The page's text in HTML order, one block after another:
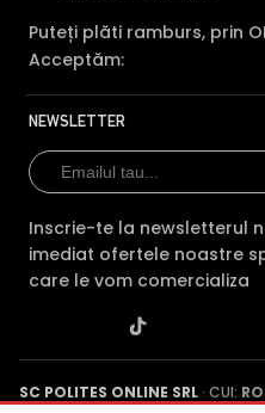
Puteți plăti ramburs, prin
Acceptăm:
NEWSLETTER
Inscrie-te la newsletterul
imediat ofertele noastre
care le vom comercializa
SC POLITES ONLINE SRL · CUI: